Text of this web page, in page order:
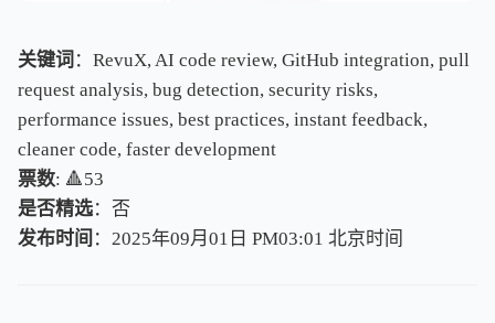
关键词 ：RevuX, AI code review, GitHub integration, pull
request analysis, bug detection, security risks,
performance issues, best practices, instant feedback,
cleaner code, faster development
票数: 🔺53
是否精选：否
发布时间 ：2025年09月01日 PM03:01 北京时间
北京时间